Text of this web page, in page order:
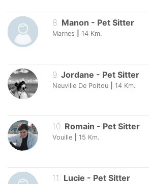
8. Manon - Pet Sitter
Marnes 14 Km.
9 Jordane - Pet Sitter
Neuville De Poitou 14 Km.
10. Romain - Pet Sitter
Vouille 15 Km.
11 Lucie - Pet Sitter